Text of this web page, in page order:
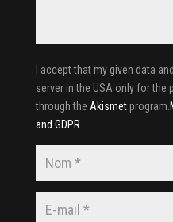
I accept that my given data
server in the USA only for
through the Akismetprogram.
and GDPR